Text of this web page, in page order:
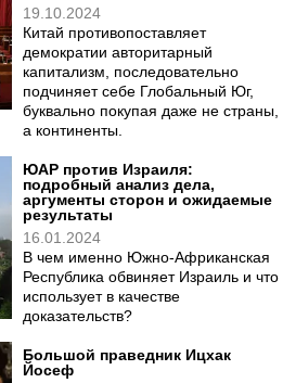
19.10.2024
Китай противопоставляет
демократии авторитарный
капитализм, последовательно
подчиняет себе Глобальный Юг,
буквально покупая даже не страны,
а континенты.
ЮАР против Израиля:
подробный анализ дела,
аргументы сторон и ожидаемые
результаты
16.01.2024
В чем именно Южно-Африканская
Республика обвиняет Израиль и что
использует в качестве
доказательств?
Большой праведник Ицхак
Йосеф